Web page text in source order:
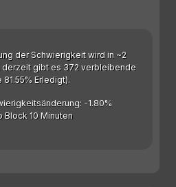
der Schwierigkeit wird in ~2
derzeit gibt es 372 verbleibende
81.55% Erledigt).
-1.80%
Block 10 Minuten